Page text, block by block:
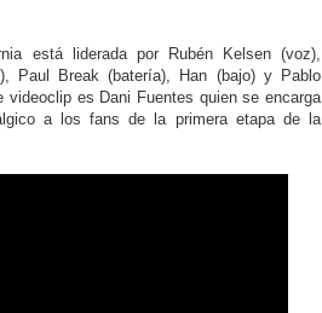
está liderada por Rubén Kelsen (voz),
Paul Break (batería), Han (bajo) y Pablo
es Dani Fuentes quien se encarga
a los fans de la primera etapa de la